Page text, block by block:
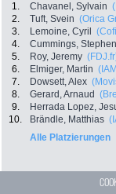
1. Chavanel, Sylvain
2.
Tuft, Svein (Orica
3.
Lemoine, Cyril
4.
Cummings, Stephen
5.
Roy, Jeremy
6.
Elmiger, Martin
7.
Dowsett, Alex
8.
Gerard, Arnaud
9.
Herrada Lopez,
10.
Brändle, Matthias
Alle Platzierungen